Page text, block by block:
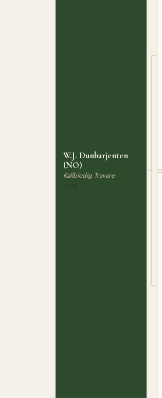
W.J. Dunbarjenten
(NO)
Kallblodig Travare